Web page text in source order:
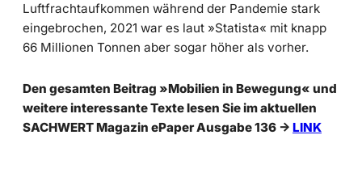
Luftfrachtaufkommen während der Pandemie stark
eingebrochen, 2021 war es laut »Statista« mit knapp
66 Millionen Tonnen aber sogar höher als vorher.
Den gesamten Beitrag »Mobilien in Bewegung« und
weitere interessante Texte lesen Sie im aktuellen
SACHWERT Magazin ePaper Ausgabe 136 -> LINK